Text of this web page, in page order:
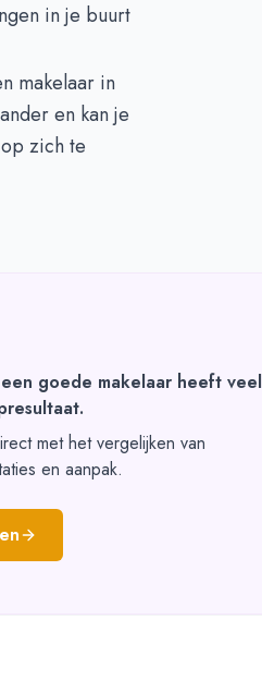
in je buurt
makelaar in
en kan je
zich te
goede makelaar heeft veel
met het vergelijken van
en aanpak.